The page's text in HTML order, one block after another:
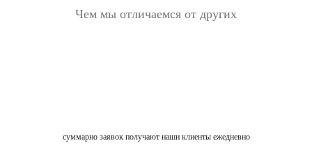
Чем мы отличаемся от других
суммарно заявок получают наши клиенты ежедневно